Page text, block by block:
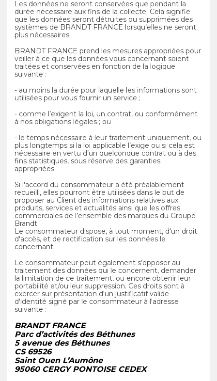
Les données ne seront conservées que pendant la
durée nécessaire aux fins de la collecte. Cela signifie
que les données seront détruites ou supprimées des
systèmes de BRANDT FRANCE lorsqu’elles ne seront
plus nécessaires.
BRANDT FRANCE prend les mesures appropriées pour
veiller à ce que les données vous concernant soient
traitées et conservées en fonction de la logique
suivante :
- au moins la durée pour laquelle les informations sont
utilisées pour vous fournir un service ;
- comme l’exigent la loi, un contrat, ou conformément
à nos obligations légales ; ou
- le temps nécessaire à leur traitement uniquement, ou
plus longtemps si la loi applicable l’exige ou si cela est
nécessaire en vertu d’un quelconque contrat ou à des
fins statistiques, sous réserve des garanties
appropriées.
Si l'accord du consommateur a été préalablement
recueilli, elles pourront être utilisées dans le but de
proposer au Client des informations relatives aux
produits, services et actualités ainsi que les offres
commerciales de l’ensemble des marques du Groupe
Brandt.
Le consommateur dispose, à tout moment, d'un droit
d'accès, et de rectification sur les données le
concernant.
Le consommateur peut également s’opposer au
traitement des données qui le concernent, demander
la limitation de ce traitement, ou encore obtenir leur
portabilité et/ou leur suppression. Ces droits sont à
exercer sur présentation d'un justificatif valide
d'identité signé par le consommateur à l'adresse
suivante :
BRANDT FRANCE
Parc d’activités des Béthunes
5 avenue des Béthunes
CS 69526
Saint Ouen L’Aumône
95060 CERGY PONTOISE CEDEX